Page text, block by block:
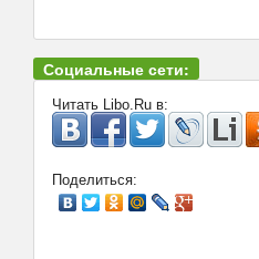
Социальные сети:
Читать Libo.Ru в:
Поделиться: